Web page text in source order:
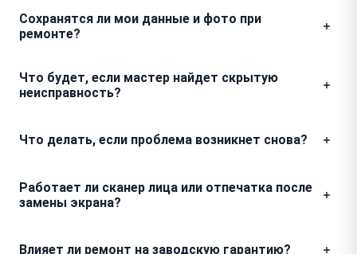
Сохранятся ли мои данные и фото при
ремонте?
так как мы не проводим сброс до заводских
параметров без вашего прямого согласия. Мы
в 95 процентов случаев вмешательство касается
Что будет, если мастер найдет скрытую
неисправность?
начала работ по ее устранению. Мы свяжемся с
стоимость, чтобы вы самостоятельно приняли
решение о продолжении ремонта вашего
Что делать, если проблема возникнет снова?
перестал заряжаться спустя неделю, мы устраним
этот дефект бесплатно. Гарантийным случаем
Работает ли сканер лица или отпечатка после
замены экрана?
Влияет ли ремонт на заводскую гарантию?